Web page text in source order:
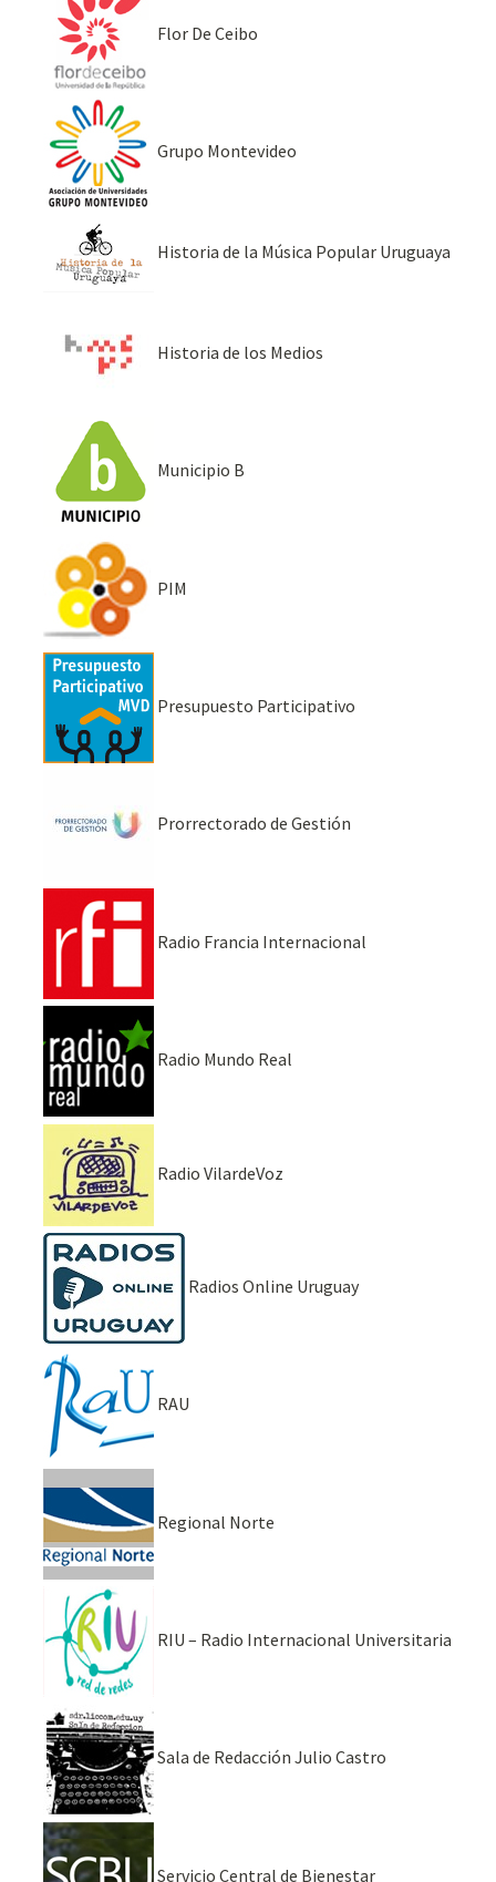
Flor De Ceibo
Grupo Montevideo
Historia de la Música Popular Uruguaya
Historia de los Medios
Municipio B
PIM
Presupuesto Participativo
Prorrectorado de Gestión
Radio Francia Internacional
Radio Mundo Real
Radio VilardeVoz
Radios Online Uruguay
RAU
Regional Norte
RIU – Radio Internacional Universitaria
Sala de Redacción Julio Castro
Servicio Central de Bienestar